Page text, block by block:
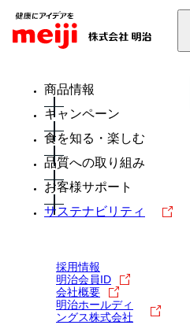
商品情報
キャンペーン
食を知る・楽しむ
品質への取り組み
お客様サポート
サステナビリティ
採用情報
明治会員ID
会社概要
明治ホールディ
ングス株式会社